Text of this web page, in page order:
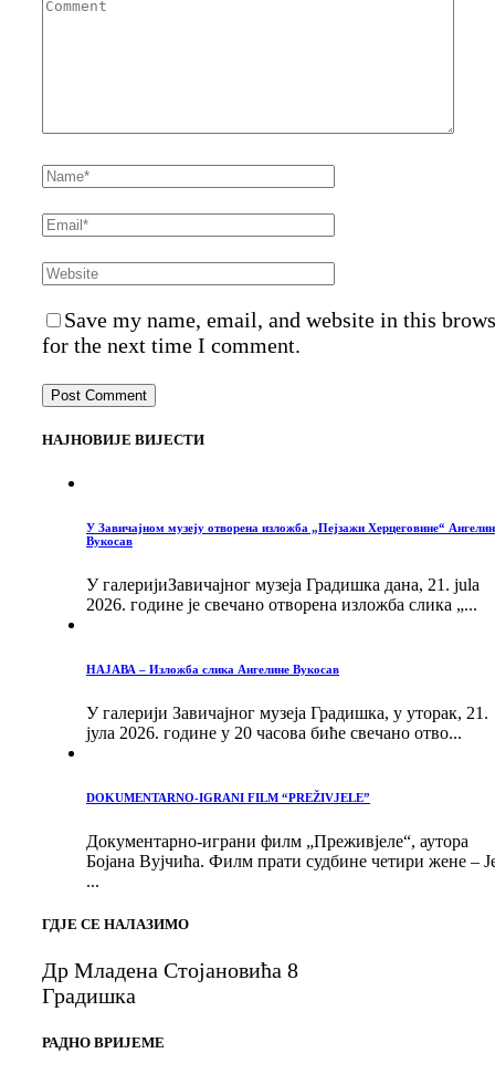
Save my name, email, and website in this
for the next time I comment.
НАЈНОВИЈЕ ВИЈЕСТИ
У Завичајном музеју отворена изложба „Пејзажи Херцеговине“
Вукосав
У галеријиЗавичајног музеја Градишка дана, 21. jula
2026. године је свечано отворена изложба слика „...
НАЈАВА – Изложба слика Ангелине Вукосав
У галерији Завичајног музеја Градишка, у уторак, 21.
јула 2026. године у 20 часова биће свечано отво...
DOKUMENTARNO-IGRANI FILM “PREŽIVJELE”
Документарно-играни филм „Преживјеле“, аутора
Бојана Вујчића. Филм прати судбине четири жене –
...
ГДЈЕ СЕ НАЛАЗИМО
Др Младена Стојановића 8
Градишка
РАДНО ВРИЈЕМЕ